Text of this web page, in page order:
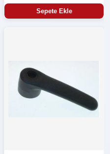
Sepete Ekle